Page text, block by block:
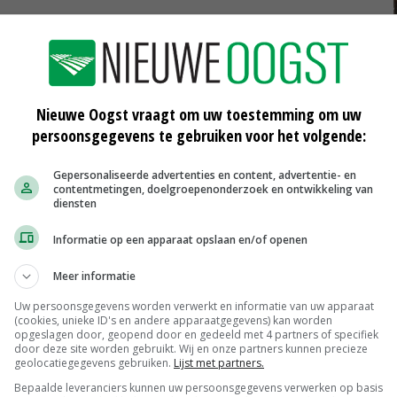
hangt af van infectiedruk, rasgevoeligheid en
als Serenade, Charge of Microthiol Special
kunnen telers grijpen naar fungiciden als Diadem,
te wisselen om verminderde gevoeligheid van
van middelen en tijdig herhalen’, geeft Hanse aan.
een hoog cijfer voor bladgezondheid cercospora
vrijbrief om niet te spuiten. Hanse: ‘Die rassen
Dit heeft te maken met het beschermen van het
met minder bespuitingen worden volstaan, mits de
Nieuwe Oogst vraagt om uw toestemming om uw
persoonsgegevens te gebruiken voor het volgende:
Gepersonaliseerde advertenties en content, advertentie- en
contentmetingen, doelgroepenonderzoek en ontwikkeling van
diensten
Informatie op een apparaat opslaan en/of openen
Meer informatie
Uw persoonsgegevens worden verwerkt en informatie van uw apparaat
(cookies, unieke ID's en andere apparaatgegevens) kan worden
opgeslagen door, geopend door en gedeeld met 4 partners of specifiek
door deze site worden gebruikt. Wij en onze partners kunnen precieze
geolocatiegegevens gebruiken. Lijst met partners.
Bepaalde leveranciers kunnen uw persoonsgegevens verwerken op basis